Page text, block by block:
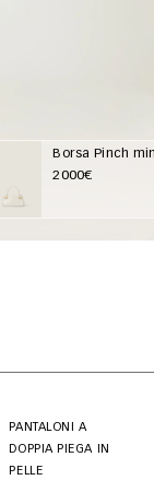
Borsa Pinch
2000€
PANTALONI A
DOPPIA PIEGA IN
PELLE